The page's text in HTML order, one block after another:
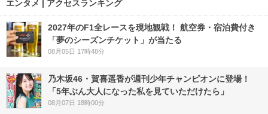
エンタメ | アクセスランキング
2027年のF1全レースを現地観戦！ 航空券・宿泊費付き
「夢のシーズンチケット」が当たる
08月05日 17時48分
乃木坂46・賀喜遥香が週刊少年チャンピオンに登場！
「5年ぶん大人になった私を見ていただけたら」
08月07日 18時00分